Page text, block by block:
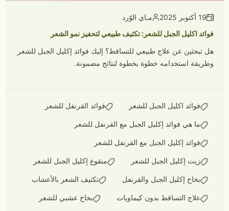
19 أكتوبر 2025
مـاي الوّرد
فوائد اكليل الجبل للشعر: تكثيف طبيعي لتحفيز نمو الشعر
هل تبحثين عن علاج طبيعي للتساقط؟ إليك فوائد إكليل الجبل للشعر
وطريقة استخدامه خطوة بخطوة لنتائج مضمونة.
فوائد اكليل الجبل للشعر فوائد القرنفل للشعر
ما هي فوائد إكليل الجبل مع القرنفل للشعر
فوائد إكليل الجبل مع القرنفل للشعر
زيت إكليل الجبل للشعر منقوع إكليل الجبل للشعر
بخاخ إكليل الجبل والقرنفل تكثيف الشعر بالأعشاب
علاج التساقط بدون كيماويات بخاخ عشبي للشعر